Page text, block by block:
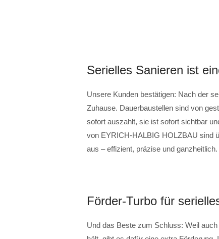
Serielles Sanieren ist
Unsere Kunden bestätigen: Nach der
Zuhause. Dauerbaustellen sind von
sofort auszahlt, sie ist sofort sichtbar
von EYRICH-HALBIG HOLZBAU sind
aus – effizient, präzise und ganzheitlich.
Förder-Turbo für
Und das Beste zum Schluss: Weil